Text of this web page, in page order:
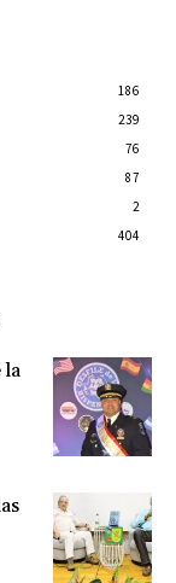
186
239
76
87
2
404
la